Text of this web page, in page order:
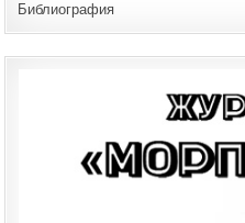
Библиография